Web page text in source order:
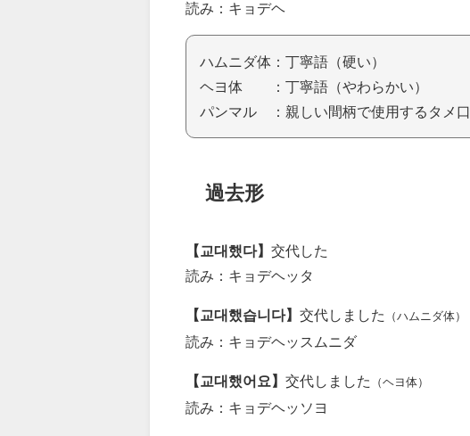
読み：キョデヘ
ハムニダ体：丁寧語（硬い）
ヘヨ体 ：丁寧語（やわらかい）
パンマル ：親しい間柄で使用するタメ口
過去形
【교대했다】 交代した
読み：キョデヘッタ
【교대했습니다】 交代しました （ハムニダ体）
読み：キョデヘッスムニダ
【교대했어요】 交代しました （ヘヨ体）
読み：キョデヘッソヨ